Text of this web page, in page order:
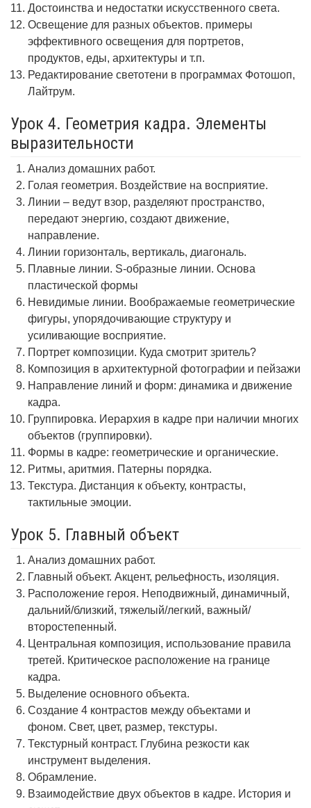
Достоинства и недостатки искусственного света.
Освещение для разных объектов. примеры
эффективного освещения для портретов,
продуктов, еды, архитектуры и т.п.
Редактирование светотени в программах Фотошоп,
Лайтрум.
Урок 4. Геометрия кадра. Элементы
выразительности
Анализ домашних работ.
Голая геометрия. Воздействие на восприятие.
Линии – ведут взор, разделяют пространство,
передают энергию, создают движение,
направление.
Линии горизонталь, вертикаль, диагональ.
Плавные линии. S-образные линии. Основа
пластической формы
Невидимые линии. Воображаемые геометрические
фигуры, упорядочивающие структуру и
усиливающие восприятие.
Портрет композиции. Куда смотрит зритель?
Композиция в архитектурной фотографии и пейзажи
Направление линий и форм: динамика и движение
кадра.
Группировка. Иерархия в кадре при наличии многих
объектов (группировки).
Формы в кадре: геометрические и органические.
Ритмы, аритмия. Патерны порядка.
Текстура. Дистанция к объекту, контрасты,
тактильные эмоции.
Урок 5. Главный объект
Анализ домашних работ.
Главный объект. Акцент, рельефность, изоляция.
Расположение героя. Неподвижный, динамичный,
дальний/близкий, тяжелый/легкий, важный/
второстепенный.
Центральная композиция, использование правила
третей. Критическое расположение на границе
кадра.
Выделение основного объекта.
Создание 4 контрастов между объектами и
фоном. Свет, цвет, размер, текстуры.
Текстурный контраст. Глубина резкости как
инструмент выделения.
Обрамление.
Взаимодействие двух объектов в кадре. История и